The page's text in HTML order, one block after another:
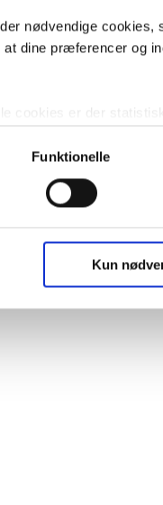
nødvendige
dine præferencer og
cookies er der
giver mening for den
cookies og
giver du samtykke til
bestemte cookie-
ønske det.
Funktionelle
Kun